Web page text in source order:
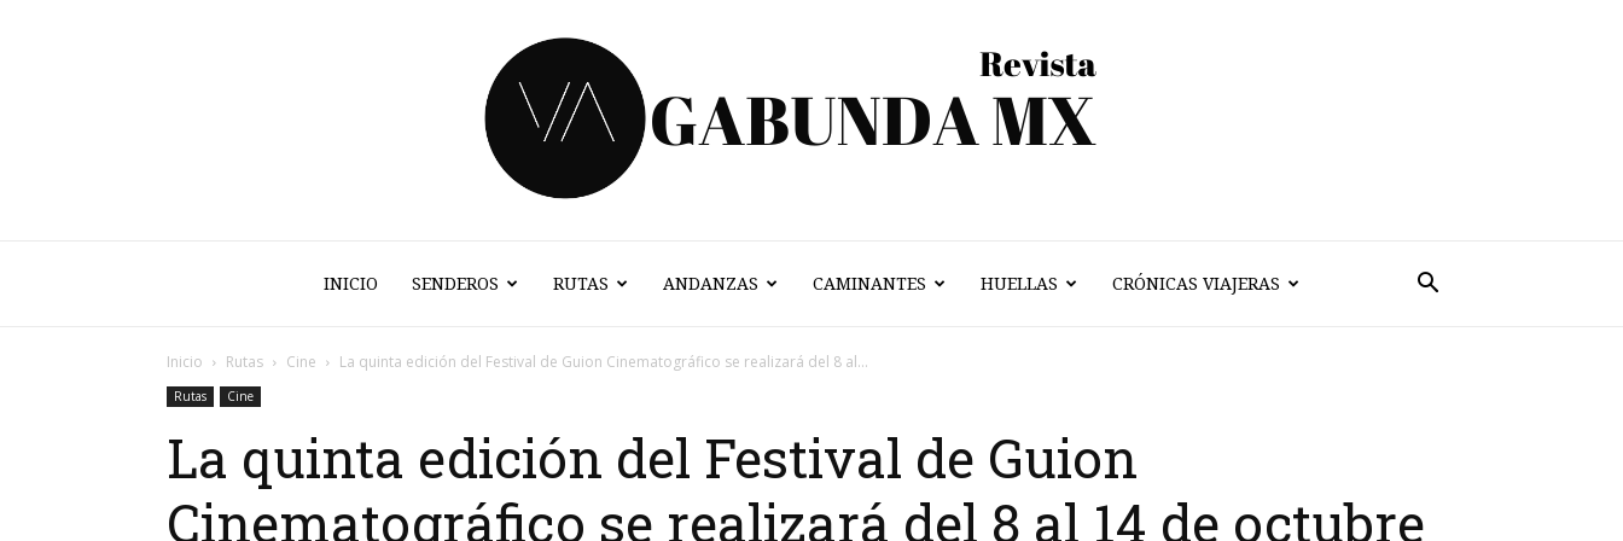
Vagabunda
Mx
INICIO SENDEROS RUTAS ANDANZAS CAMINANTES HUELLAS CRÓNICAS VIAJERAS
Inicio Rutas Cine La quinta edición del Festival de Guion Cinematográfico se realizará del 8 al...
Rutas Cine
La quinta edición del Festival de Guion
Cinematográfico se realizará del 8 al 14 de octubre